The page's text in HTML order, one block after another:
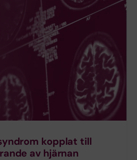
kopplat till
av hjärnan